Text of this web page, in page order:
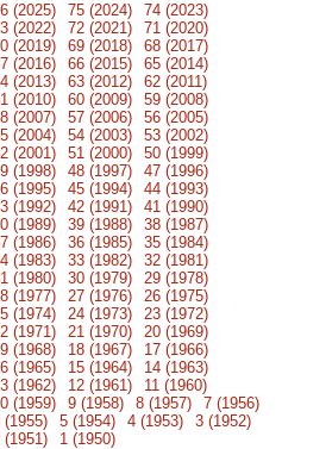
(2025) 75 (2024)
74 (2023)
(2022)
72 (2021)
71 (2020)
(2019)
69 (2018)
68 (2017)
(2016)
66 (2015)
65 (2014)
(2013)
63 (2012)
62 (2011)
(2010)
60 (2009)
59 (2008)
(2007)
57 (2006)
56 (2005)
(2004)
54 (2003)
53 (2002)
(2001)
51 (2000)
50 (1999)
(1998)
48 (1997)
47 (1996)
(1995)
45 (1994)
44 (1993)
(1992)
42 (1991)
41 (1990)
(1989)
39 (1988)
38 (1987)
(1986)
36 (1985)
35 (1984)
(1983)
33 (1982)
32 (1981)
(1980)
30 (1979)
29 (1978)
(1977)
27 (1976)
26 (1975)
(1974)
24 (1973)
23 (1972)
(1971)
21 (1970)
20 (1969)
(1968)
18 (1967)
17 (1966)
(1965)
15 (1964)
14 (1963)
(1962)
12 (1961)
11 (1960)
(1959)
9 (1958) 8 (1957)
7 (1956)
(1955)
5 (1954) 4 (1953)
3 (1952)
(1951)
1 (1950)